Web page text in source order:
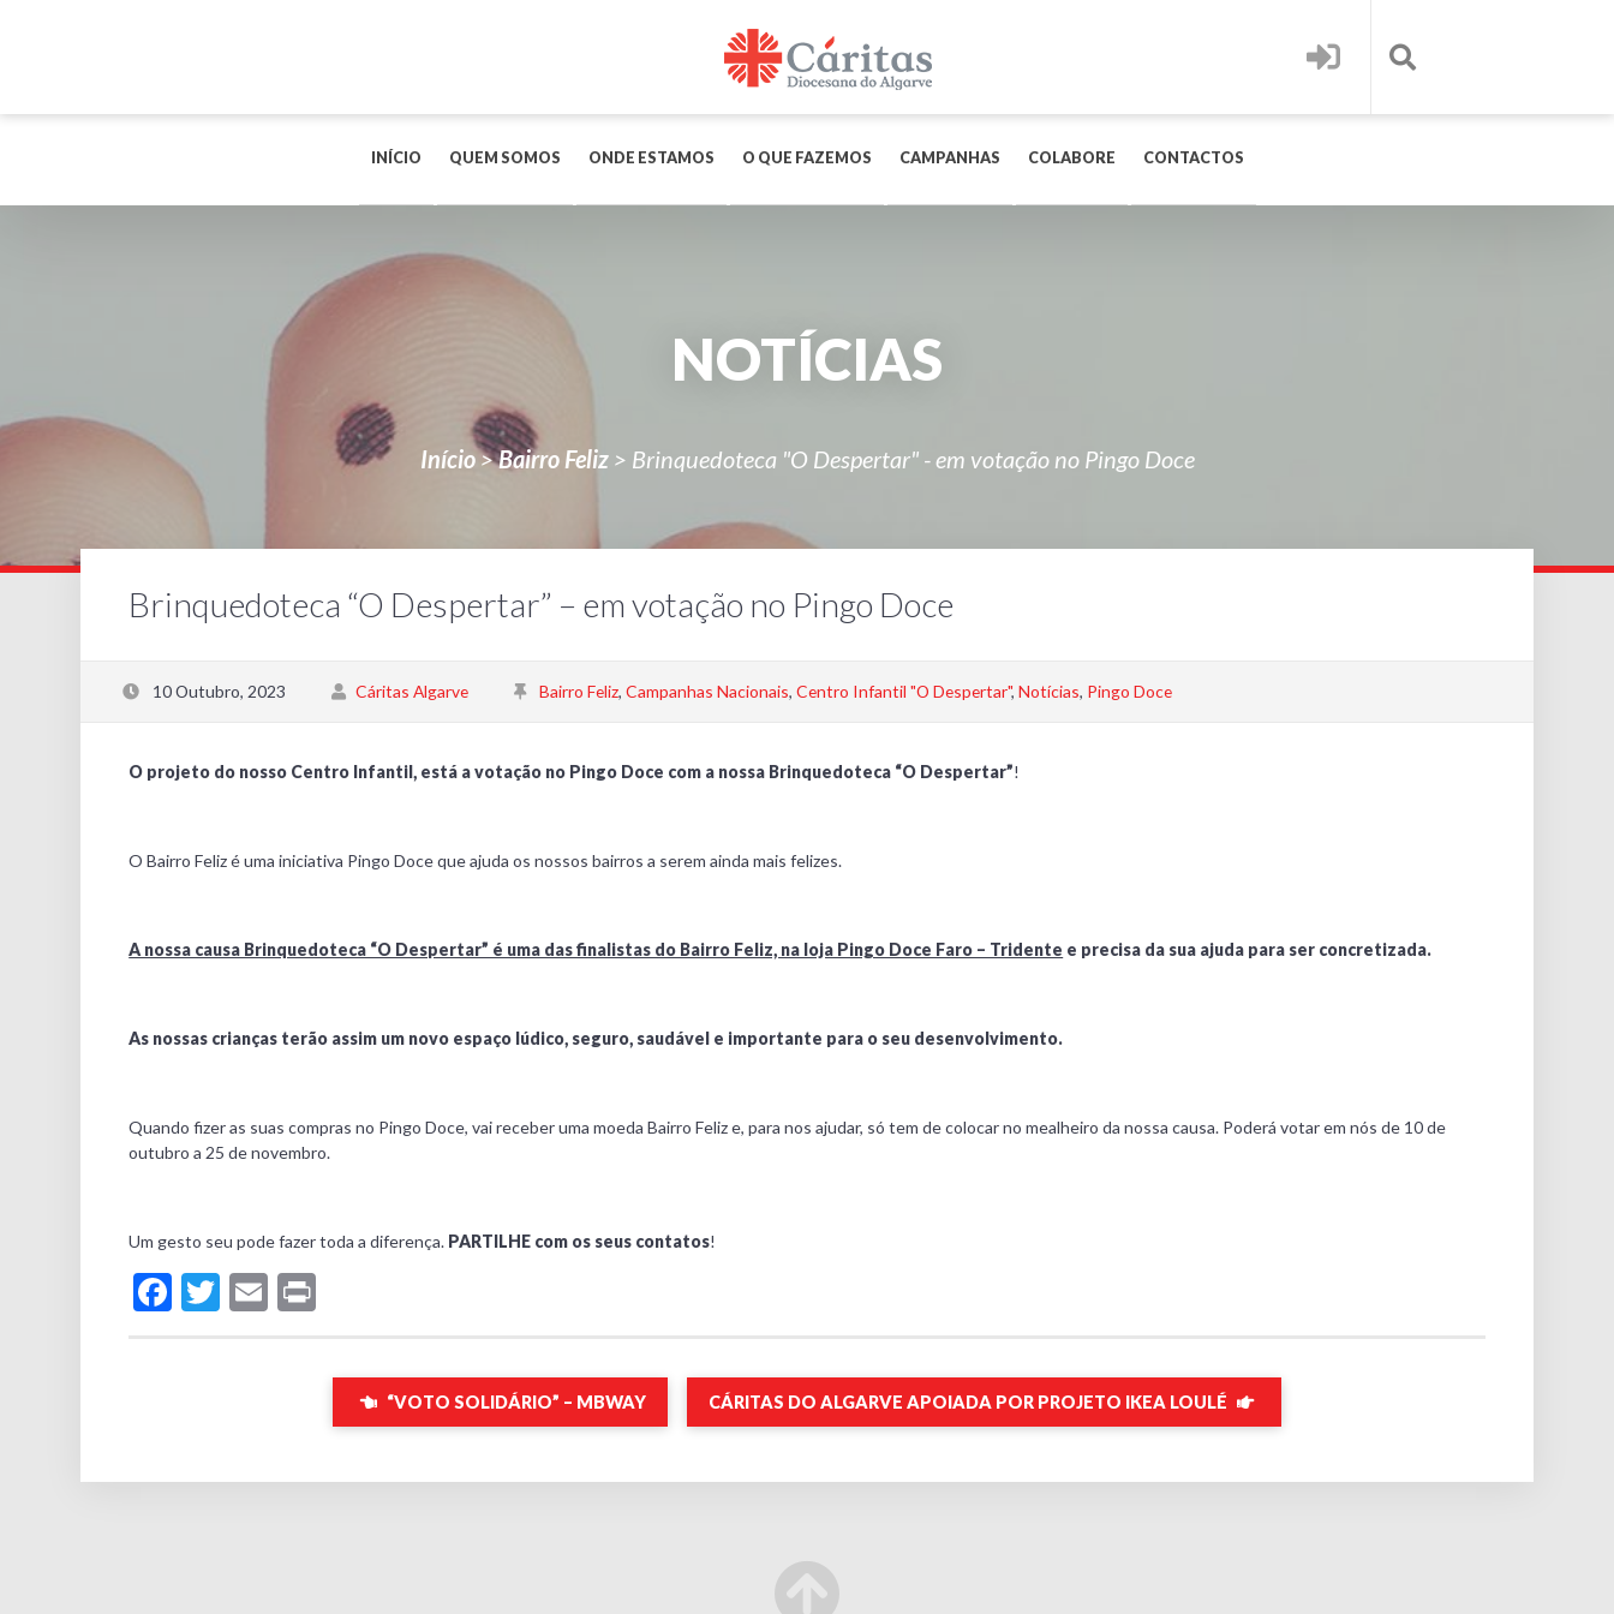
INÍCIO QUEM SOMOS ONDE ESTAMOS O QUE FAZEMOS CAMPANHAS COLABORE CONTACTOS
NOTÍCIAS
Início>Bairro Feliz > Brinquedoteca "O Despertar" - em votação no Pingo Doce
Brinquedoteca “O Despertar” – em votação no Pingo Doce
10 Outubro, 2023 Cáritas Algarve Bairro Feliz,Campanhas Nacionais,Centro Infantil "O Despertar",Notícias, Pingo Doce
O projeto do nosso Centro Infantil, está a votação no Pingo Doce com a nossa Brinquedoteca “O Despertar”!
O Bairro Feliz é uma iniciativa Pingo Doce que ajuda os nossos bairros a serem ainda mais felizes.
A nossa causa Brinquedoteca “O Despertar” é uma das finalistas do Bairro Feliz, na loja Pingo Doce Faro – Tridente e precisa da sua ajuda para ser concretizada.
As nossas crianças terão assim um novo espaço lúdico, seguro, saudável e importante para o seu desenvolvimento.
Quando fizer as suas compras no Pingo Doce, vai receber uma moeda Bairro Feliz e, para nos ajudar, só tem de colocar no mealheiro da nossa causa. Poderá votar em nós de 10 de
outubro a 25 de novembro.
Um gesto seu pode fazer toda a diferença. PARTILHE com os seus contatos!
Facebook
Twitter
Email
“VOTO SOLIDÁRIO” – MBWAY CÁRITAS DO ALGARVE APOIADA POR PROJETO IKEA LOULÉ